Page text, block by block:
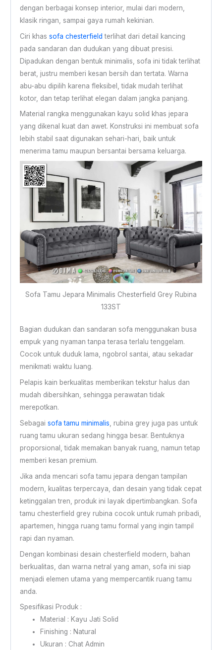
dengan berbagai konsep interior, mulai dari modern,
klasik ringan, sampai gaya rumah kekinian.
Ciri khas sofa chesterfield terlihat dari detail kancing
pada sandaran dan dudukan yang dibuat presisi.
Dipadukan dengan bentuk minimalis, sofa ini tidak terlihat
berat, justru memberi kesan bersih dan tertata. Warna
abu-abu dipilih karena fleksibel, tidak mudah terlihat
kotor, dan tetap terlihat elegan dalam jangka panjang.
Material rangka menggunakan kayu solid khas jepara
yang dikenal kuat dan awet. Konstruksi ini membuat sofa
lebih stabil saat digunakan sehari-hari, baik untuk
menerima tamu maupun bersantai bersama keluarga.
Sofa Tamu Jepara Minimalis Chesterfield Grey Rubina
133ST
Bagian dudukan dan sandaran sofa menggunakan busa
empuk yang nyaman tanpa terasa terlalu tenggelam.
Cocok untuk duduk lama, ngobrol santai, atau sekadar
menikmati waktu luang.
Pelapis kain berkualitas memberikan tekstur halus dan
mudah dibersihkan, sehingga perawatan tidak
merepotkan.
Sebagai sofa tamu minimalis , rubina grey juga pas untuk
ruang tamu ukuran sedang hingga besar. Bentuknya
proporsional, tidak memakan banyak ruang, namun tetap
memberi kesan premium.
Jika anda mencari sofa tamu jepara dengan tampilan
modern, kualitas terpercaya, dan desain yang tidak cepat
ketinggalan tren, produk ini layak dipertimbangkan. Sofa
tamu chesterfield grey rubina cocok untuk rumah pribadi,
apartemen, hingga ruang tamu formal yang ingin tampil
rapi dan nyaman.
Dengan kombinasi desain chesterfield modern, bahan
berkualitas, dan warna netral yang aman, sofa ini siap
menjadi elemen utama yang mempercantik ruang tamu
anda.
Spesifikasi Produk :
Material : Kayu Jati Solid
Finishing : Natural
Ukuran : Chat Admin